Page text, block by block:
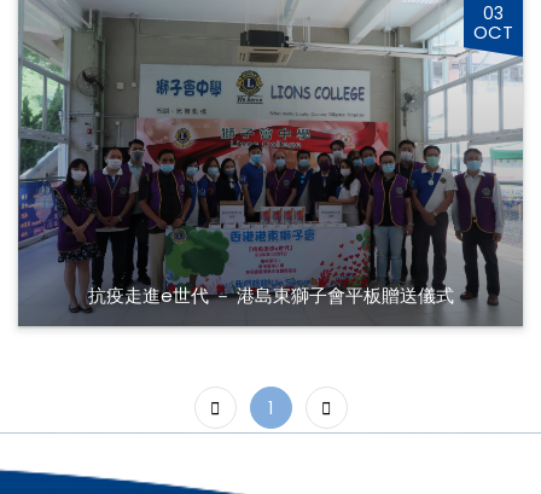
抗疫走進e世代 － 港島東獅子會平板贈送儀式
03
OCT
1